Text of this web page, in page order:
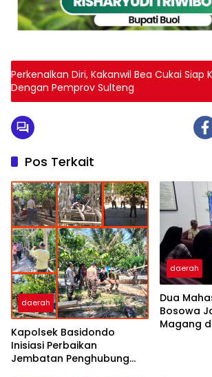
Perkenalkan Diri, Kakanwil Bea Cukai Siap
Dengan Pemprov Sulteng
Pos Terkait
daerah
Kapolsek Basidondo
Inisiasi Perbaikan
Jembatan Penghubung
daerah
Dua
Bosowa
Magang